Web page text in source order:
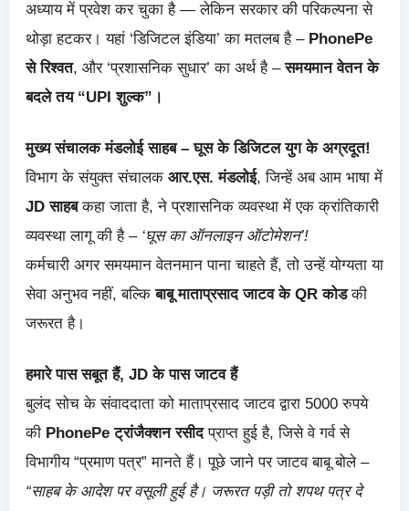
अध्याय में प्रवेश कर चुका है — लेकिन सरकार की परिकल्पना से
थोड़ा हटकर। यहां ‘डिजिटल इंडिया’ का मतलब है – PhonePe
से रिश्वत, और ‘प्रशासनिक सुधार’ का अर्थ है –समयमान वेतन के
बदले तय “UPI शुल्क”।
मुख्य संचालक मंडलोई साहब – घूस के डिजिटल युग के अग्रदूत!
विभाग के संयुक्त संचालक आर.एस. मंडलोई, जिन्हें अब आम भाषा में
JD साहबकहा जाता है, ने प्रशासनिक व्यवस्था में एक क्रांतिकारी
व्यवस्था लागू की है – ‘घूस का ऑनलाइन ऑटोमेशन’!
कर्मचारी अगर समयमान वेतनमान पाना चाहते हैं, तो उन्हें योग्यता या
सेवा अनुभव नहीं, बल्किबाबू माताप्रसाद जाटव के QR कोडकी
जरूरत है।
हमारे पास सबूत हैं, JD के पास जाटव हैं
बुलंद सोच के संवाददाता को माताप्रसाद जाटव द्वारा 5000 रुपये
की PhonePe ट्रांजैक्शन रसीदप्राप्त हुई है, जिसे वे गर्व से
विभागीय “प्रमाण पत्र” मानते हैं। पूछे जाने पर जाटव बाबू बोले –
“साहब के आदेश पर वसूली हुई है। जरूरत पड़ी तो शपथ पत्र दे